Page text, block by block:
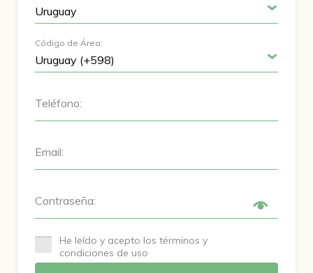
Código de Área:
Teléfono:
Email:
Contraseña:
He leído y acepto los términos y
condiciones de uso